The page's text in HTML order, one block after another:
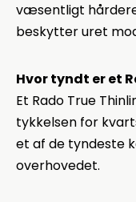
væsentligt
beskytter uret
Hvor tyndt er et
Et Rado True
tykkelsen for
et af de tyndeste
overhovedet.